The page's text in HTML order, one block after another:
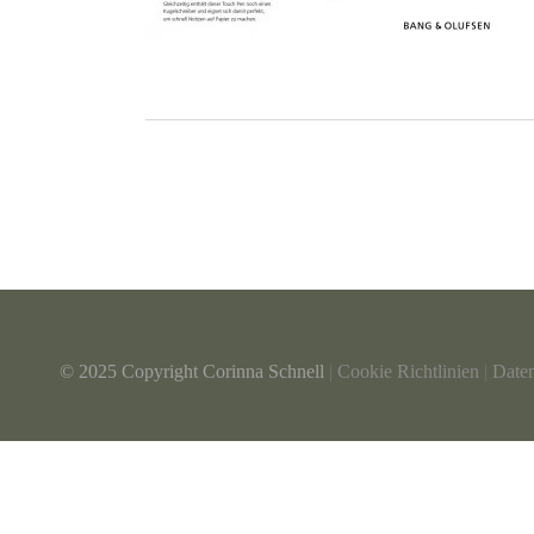
© 2025 Copyright Corinna Schnell | Cookie Richtlinien |